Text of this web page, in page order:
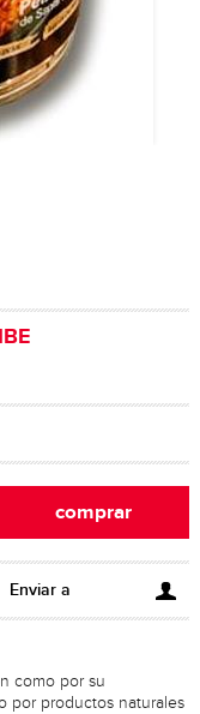
Enviar a
como por su
por productos naturales